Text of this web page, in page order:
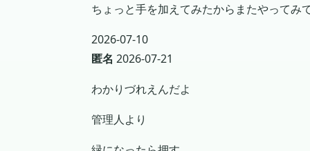
ちょっと手を加えてみたからまたやってみ
2026-07-10
匿名 2026-07-21
わかりづれえんだよ
管理人より